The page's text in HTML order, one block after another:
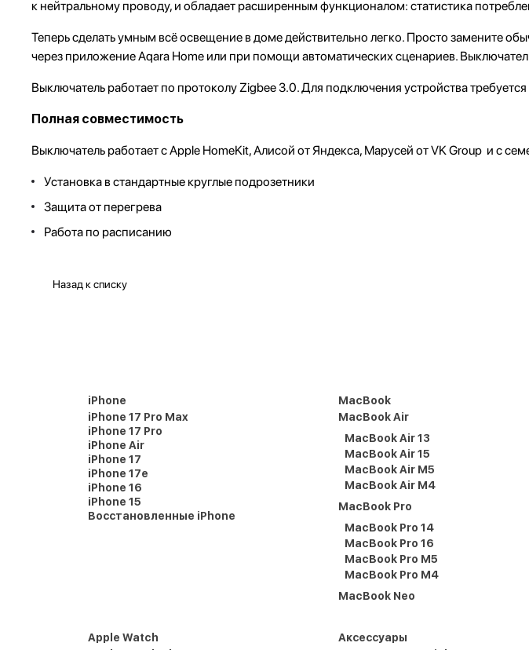
к нейтральному проводу, и обладает расширенным функционалом: статистика
Теперь сделать умным всё освещение в доме действительно легко. Просто замените
через приложение Aqara Home или при помощи автоматических сценариев.
Выключатель работает по протоколу Zigbee 3.0. Для подключения устройства
Полная совместимость
Выключатель работает с Apple HomeKit, Алисой от Яндекса, Марусей от VK Group и с
Установка в стандартные круглые подрозетники
Защита от перегрева
Работа по расписанию
Назад к списку
iPhone
iPhone 17 Pro Max
iPhone 17 Pro
iPhone Air
iPhone 17
iPhone 17e
iPhone 16
iPhone 15
Восстановленные iPhone
MacBook
MacBook Air
MacBook Air 13
MacBook Air 15
MacBook Air M5
MacBook Air M4
MacBook Pro
MacBook Pro 14
MacBook Pro 16
MacBook Pro M5
MacBook Pro M4
MacBook Neo
Apple Watch
Аксессуары